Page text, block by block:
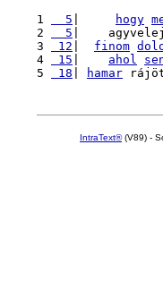
1
  5
hogy
2
  5
|
3
12 finom
4
15 ahol
5
18 hamar
IntraText®(V89) -